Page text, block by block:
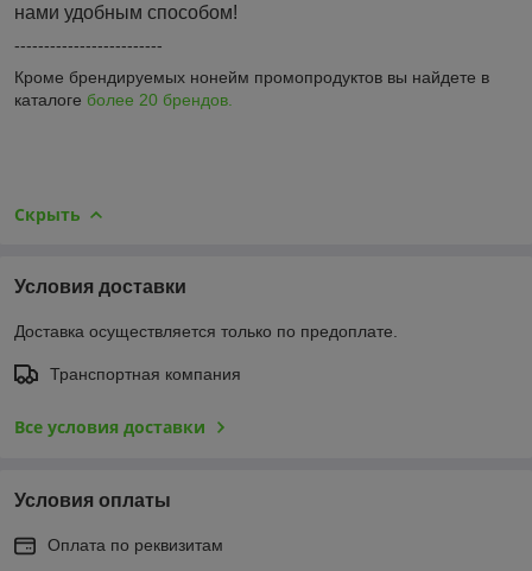
нами удобным способом!
-------------------------
Кроме брендируемых нонейм промопродуктов вы найдете в
каталоге более 20 брендов.
Скрыть
Условия доставки
Доставка осуществляется только по предоплате.
Транспортная компания
Все условия доставки
Условия оплаты
Оплата по реквизитам